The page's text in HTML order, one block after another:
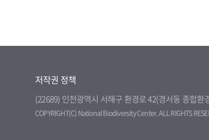
저작권 정책
(22689) 인천광역시 서해구 환경로 42(경서동 종합
COPYRIGHT(C) National Biodiversity Center. ALL RIGHTS